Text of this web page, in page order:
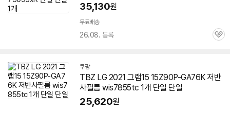
35,130원
무료배송
26.08. 등록
관
쿠팡
TBZ LG 2021 그램15 15Z90P-GA76K 저반
사필름 wis7855tc 1개 단일 단일
25,620원